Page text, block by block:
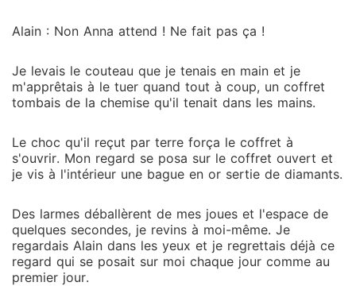
Alain : Non Anna attend ! Ne fait pas ça !
Je levais le couteau que je tenais en main et je
m'apprêtais à le tuer quand tout à coup, un coffret
tombais de la chemise qu'il tenait dans les mains.
Le choc qu'il reçut par terre força le coffret à
s'ouvrir. Mon regard se posa sur le coffret ouvert et
je vis à l'intérieur une bague en or sertie de diamants.
Des larmes déballèrent de mes joues et l'espace de
quelques secondes, je revins à moi-même. Je
regardais Alain dans les yeux et je regrettais déjà ce
regard qui se posait sur moi chaque jour comme au
premier jour.